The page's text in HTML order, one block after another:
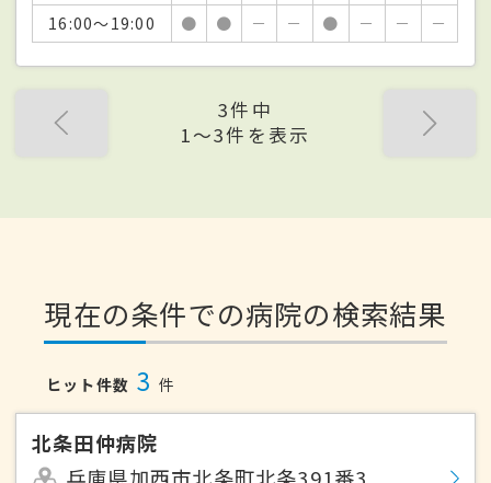
16:00～19:00
● ● － － ● － － －
3件中
1〜3件を表示
現在の条件での病院の検索結果
ヒット件数 3 件
北条田仲病院